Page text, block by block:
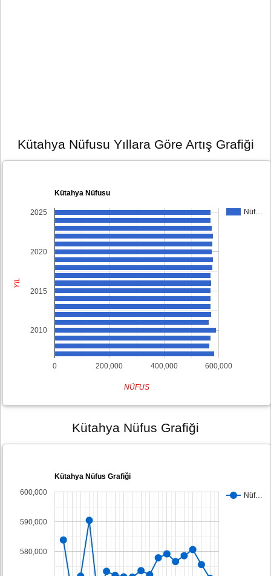
Kütahya Nüfusu Yıllara Göre Artış Grafiği
Kütahya Nüfusu
Nüf…
0 200,000 400,000 600,000
2010
2015
2020
2025
NÜFUS
YIL
Kütahya Nüfus Grafiği
Kütahya Nüfus Grafiği
Nüf…
580,000
590,000
600,000